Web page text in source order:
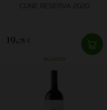
CUNE RESERVA 2020
19,78 €
SKLADOM